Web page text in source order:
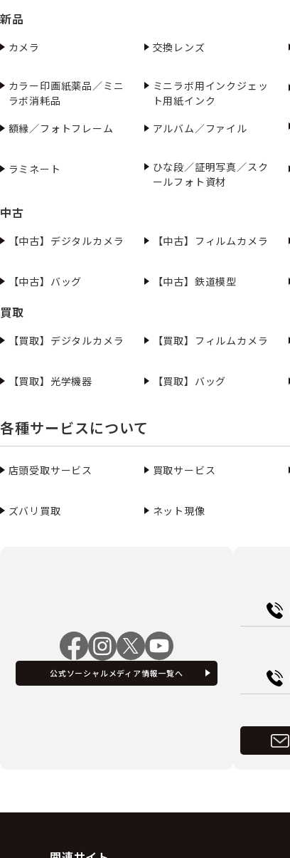
新品
カメラ 交換レンズ
カラー印画紙薬品／ミニ
ラボ消耗品
ミニラボ用インクジェッ
ト用紙インク
額縁／フォトフレーム
アルバム／ファイル
ラミネート
ひな段／証明写真／スク
ールフォト資材
中古
【中古】デジタルカメラ 【中古】フィルムカメラ
【中古】バッグ
【中古】鉄道模型
買取
【買取】デジタルカメラ 【買取】フィルムカメラ
【買取】光学機器 【買取】バッグ
各種サービスについて
店頭受取サービス 買取サービス
ズバリ買取 ネット現像
公式ソーシャルメディア情報一覧へ